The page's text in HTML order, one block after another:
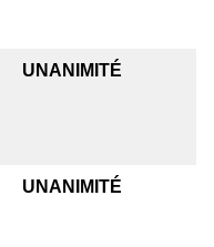
UNANIMITÉ
UNANIMITÉ